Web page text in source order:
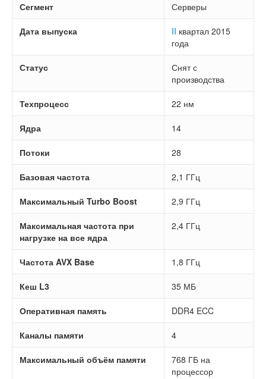
Сегмент Серверы
Дата выпуска II квартал 2015
года
Статус
Снят с
производства
Техпроцесс 22 нм
Ядра 14
Потоки 28
Базовая частота 2,1 ГГц
Максимальный Turbo Boost 2,9 ГГц
Максимальная частота при
нагрузке на все ядра
2,4 ГГц
Частота AVX Base 1,8 ГГц
Кеш L3 35 МБ
Оперативная память DDR4 ECC
Каналы памяти 4
Максимальный объём памяти
768 ГБ на
процессор